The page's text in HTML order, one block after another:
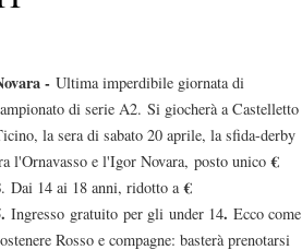
- Ultima imperdibile giornata di
di serie A2. Si giocherà a Castelletto
la sera di sabato 20 aprile, la sfida-derby
l'Ornavasso e l'Igor Novara, posto unico€
. Dai 14 ai 18 anni, ridotto a€
Ingresso gratuito per gli under 14. Ecco come
Rosso e compagne: basterà prenotarsi